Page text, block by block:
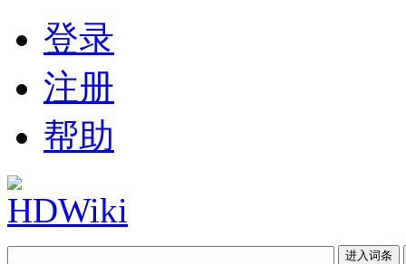
登录
注册
帮助